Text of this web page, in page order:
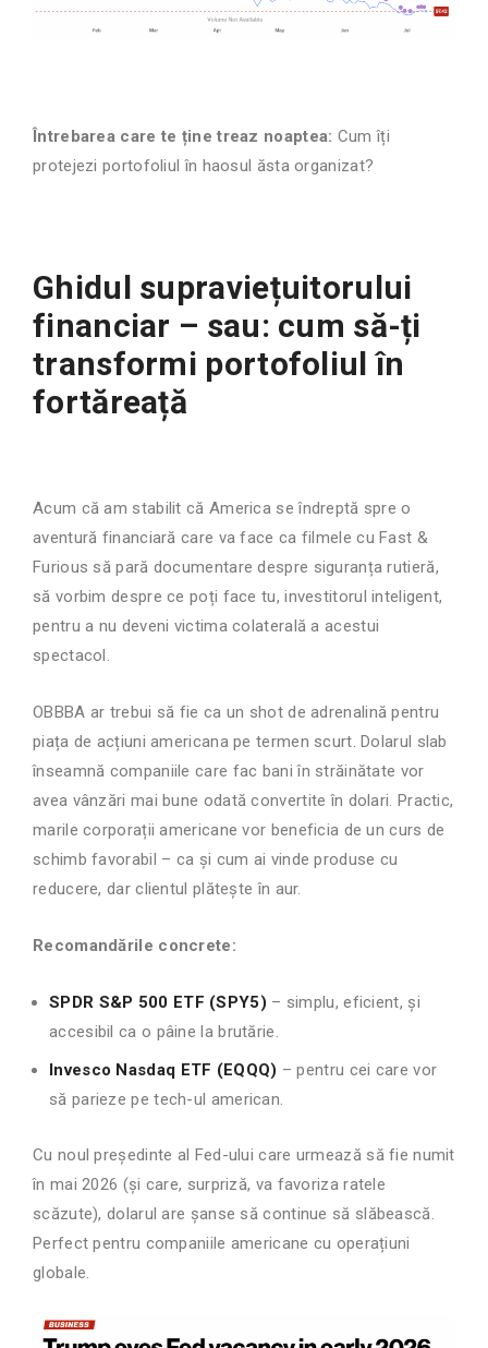
Întrebarea care te ține treaz noaptea: Cum îți
protejezi portofoliul în haosul ăsta organizat?
Ghidul supraviețuitorului
financiar – sau: cum să-ți
transformi portofoliul în
fortăreață
Acum că am stabilit că America se îndreptă spre o
aventură financiară care va face ca filmele cu Fast &
Furious să pară documentare despre siguranța rutieră,
să vorbim despre ce poți face tu, investitorul inteligent,
pentru a nu deveni victima colaterală a acestui
spectacol.
OBBBA ar trebui să fie ca un shot de adrenalină pentru
piața de acțiuni americana pe termen scurt. Dolarul slab
înseamnă companiile care fac bani în străinătate vor
avea vânzări mai bune odată convertite în dolari. Practic,
marile corporații americane vor beneficia de un curs de
schimb favorabil – ca și cum ai vinde produse cu
reducere, dar clientul plătește în aur.
Recomandările concrete:
SPDR S&P 500 ETF (SPY5) – simplu, eficient, și
accesibil ca o pâine la brutărie.
Invesco Nasdaq ETF (EQQQ) – pentru cei care vor
să parieze pe tech-ul american.
Cu noul președinte al Fed-ului care urmează să fie numit
în mai 2026 (și care, surpriză, va favoriza ratele
scăzute), dolarul are șanse să continue să slăbească.
Perfect pentru companiile americane cu operațiuni
globale.